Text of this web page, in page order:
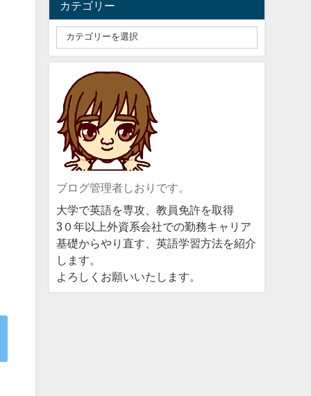
カテゴリー
ブログ管理者しおりです。
大学で英語を専攻、教員免許を取得
3０年以上外資系会社での勤務キャリア
基礎からやり直す、英語学習方法を紹介
します。
よろしくお願いいたします。